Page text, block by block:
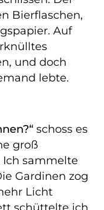
Bierflaschen,
Auf
und doch
lebte.
schoss es
groß
Ich sammelte
Gardinen zog
Licht
schüttelte ich